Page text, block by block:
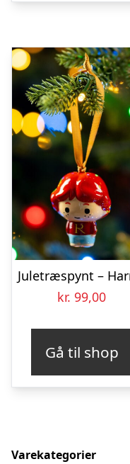
kr. 99,00
Gå til shop
Varekategorier